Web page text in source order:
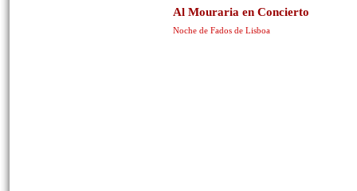
Al Mouraria en Concierto
Noche de Fados de Lisboa